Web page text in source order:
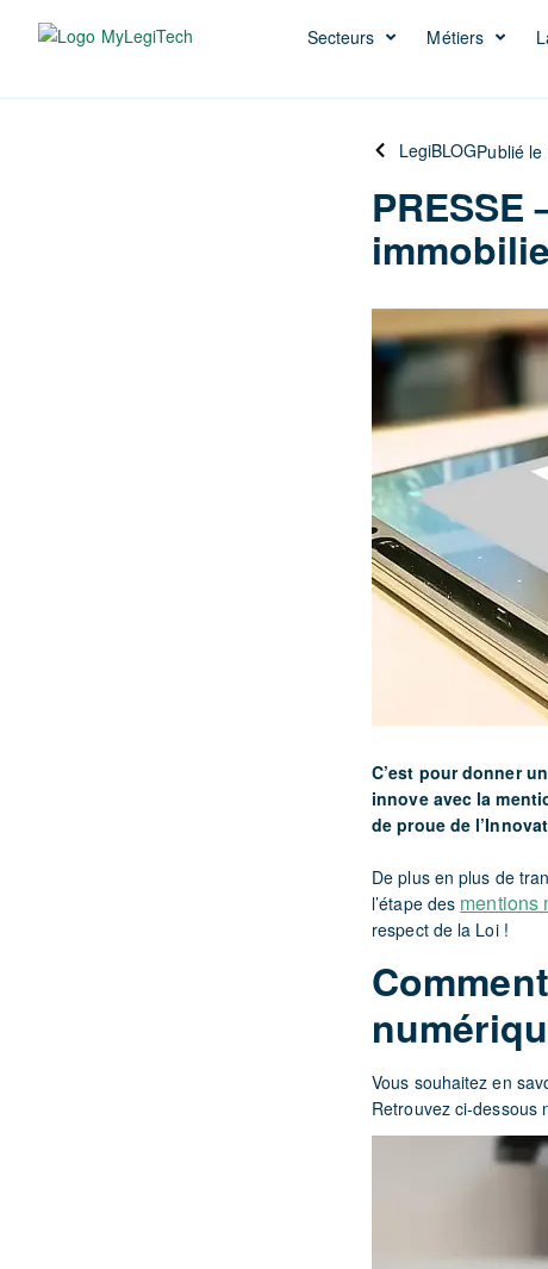
Secteurs Métiers
LegiBLOGPublié
C’est pour donner
innove avec la
de proue de
De plus en plus de
l’étape des mentions
respect de la Loi !
Vous souhaitez en
Retrouvez ci-dessous